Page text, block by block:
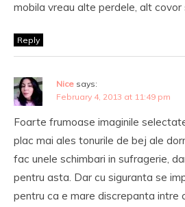
mobila vreau alte perdele, alt
Reply
Nice says:
February 4, 2013 at 11:49 pm
Foarte frumoase imaginile
plac mai ales tonurile de bej ale
fac unele schimbari in sufragerie,
pentru asta. Dar cu siguranta se
pentru ca e mare discrepanta intre